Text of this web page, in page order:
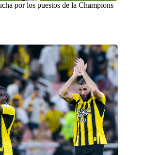
por los puestos de la Champions